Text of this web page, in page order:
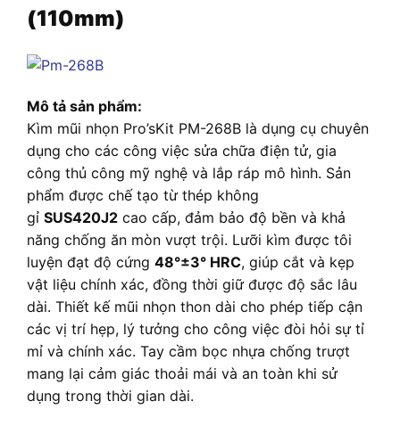
(110mm)
Mô tả sản phẩm:
Kìm mũi nhọn Pro’sKit PM-268B là dụng cụ chuyên
dụng cho các công việc sửa chữa điện tử, gia
công thủ công mỹ nghệ và lắp ráp mô hình. Sản
phẩm được chế tạo từ thép không
gỉ SUS420J2 cao cấp, đảm bảo độ bền và khả
năng chống ăn mòn vượt trội. Lưỡi kìm được tôi
luyện đạt độ cứng 48°±3° HRC, giúp cắt và kẹp
vật liệu chính xác, đồng thời giữ được độ sắc lâu
dài. Thiết kế mũi nhọn thon dài cho phép tiếp cận
các vị trí hẹp, lý tưởng cho công việc đòi hỏi sự tỉ
mỉ và chính xác. Tay cầm bọc nhựa chống trượt
mang lại cảm giác thoải mái và an toàn khi sử
dụng trong thời gian dài.